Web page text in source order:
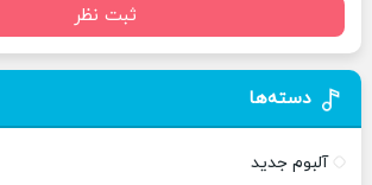
ثبت نظر
دسته‌ها
آلبوم جدید